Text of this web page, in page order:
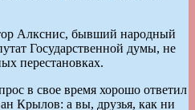
Алкснис, бывший народный
Государственной думы, не
перестановках.
в свое время хорошо ответил
Крылов: а вы, друзья, как ни